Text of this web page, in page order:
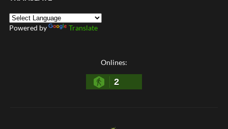
Powered by Translate
Onlines:
2